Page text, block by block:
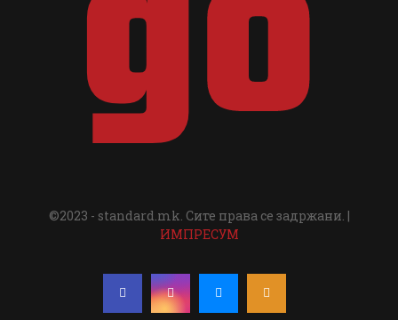
©2023 - standard.mk. Сите права се задржани. |
ИМПРЕСУМ